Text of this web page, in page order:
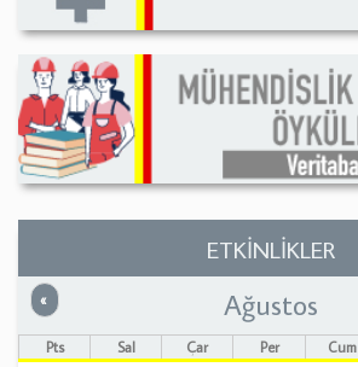
ETKİNLİKLER
« Önceki Ağustos
Pts Sal Çar Per Cum